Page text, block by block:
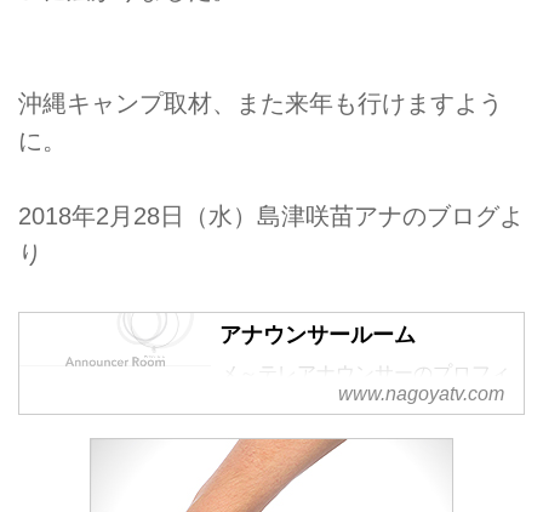
沖縄キャンプ取材、また来年も行けますよう
に。
2018年2月28日（水）島津咲苗アナのブログよ
り
アナウンサールーム
メ～テレアナウンサーのプロフィ
ールページです。www.nagoyatv.com